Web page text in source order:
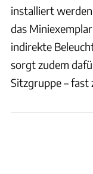
installiert
das
indirekte
sorgt zudem
Sitzgruppe – fast